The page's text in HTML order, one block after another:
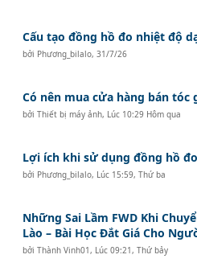
Cấu tạo đồng hồ đo nhiệt độ
bởi Phương_bilalo,31/7/26
Có nên mua cửa hàng bán tóc
bởiThiết bị máy ảnh, Lúc 10:29 Hôm qua
Lợi ích khi sử dụng đồng hồ
bởi Phương_bilalo, Lúc 15:59, Thứ ba
Những Sai Lầm FWD Khi
Lào – Bài Học Đắt Giá Cho
bởiThành Vinh01 , Lúc 09:21, Thứ bảy